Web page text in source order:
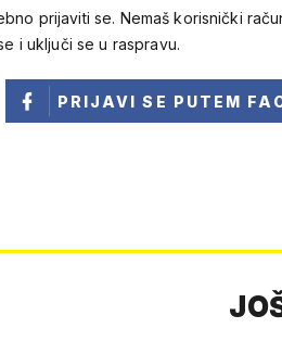
prijaviti se. Nemaš korisnički
i uključi se u raspravu.
PRIJAVI SE PUTEM